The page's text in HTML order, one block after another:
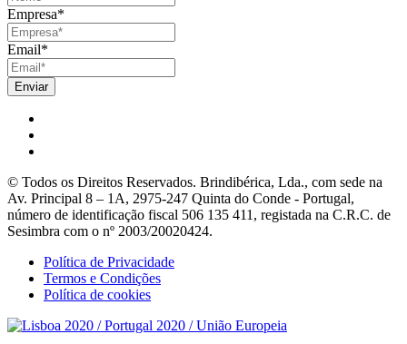
Empresa*
Email*
© Todos os Direitos Reservados. Brindibérica, Lda., com sede na
Av. Principal 8 – 1A, 2975-247 Quinta do Conde - Portugal,
número de identificação fiscal 506 135 411, registada na C.R.C. de
Sesimbra com o nº 2003/20020424.
Política de Privacidade
Termos e Condições
Política de cookies